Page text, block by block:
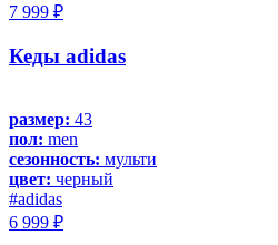
7 999 ₽
Кеды adidas
размер: 43
пол: men
сезонность: мульти
цвет: черный
#adidas
6 999 ₽